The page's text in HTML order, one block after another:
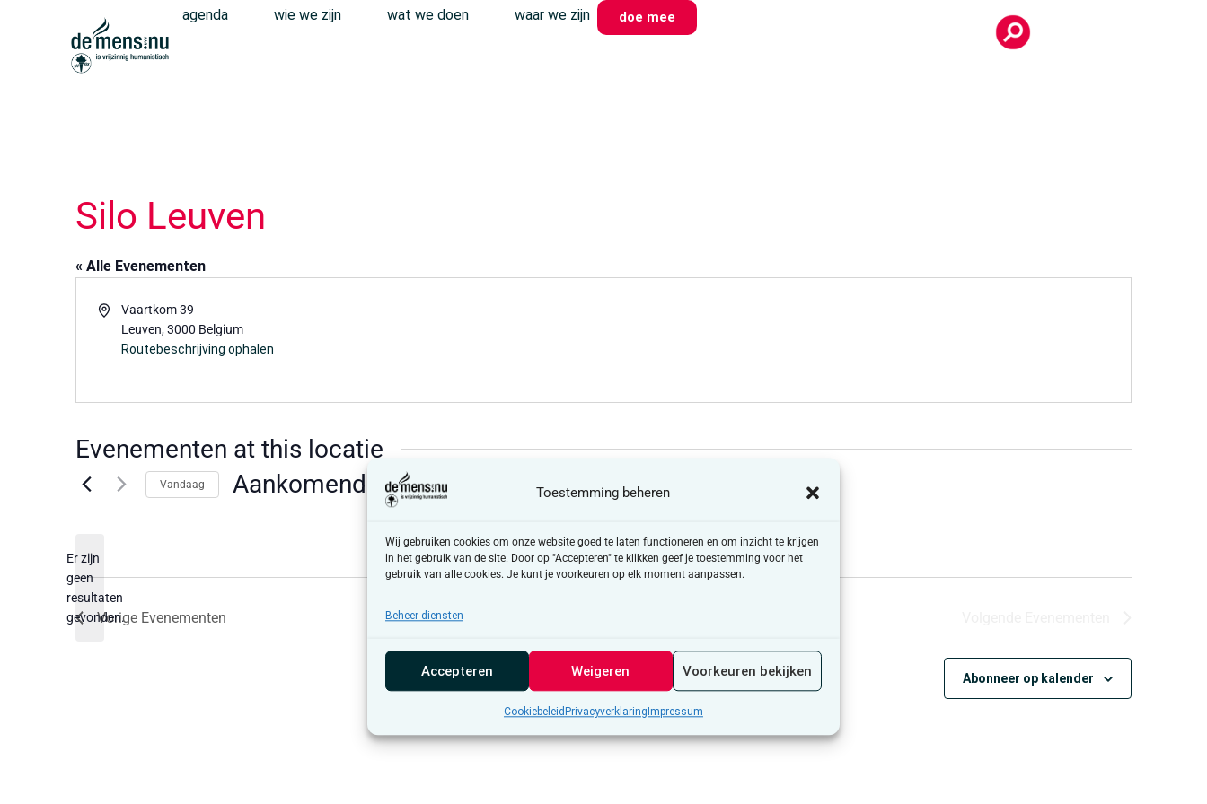
Toestemming beheren
Wij gebruiken cookies om onze website goed te laten functioneren en om inzicht te krijgen
in het gebruik van de site. Door op "Accepteren" te klikken geef je toestemming voor het
gebruik van alle cookies. Je kunt je voorkeuren op elk moment aanpassen.
Beheer diensten
Accepteren Weigeren Voorkeuren bekijken
Cookiebeleid Privacyverklaring Impressum
agenda wie we zijn wat we doen waar we zijn doe mee
Silo Leuven
« Alle Evenementen
AdresVaartkom 39
Leuven, 3000 Belgium
Routebeschrijving ophalen
Evenementen at this locatie
Bericht
Er zijn
geen
resultaten
gevonden.
Vandaag Aankomende
Vorige Evenementen
Abonneer op kalender